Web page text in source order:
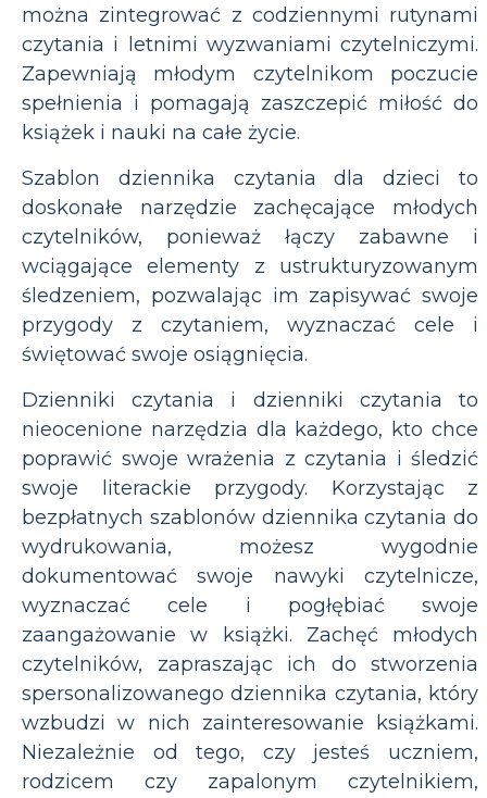
można zintegrować z codziennymi rutynami
czytania i letnimi wyzwaniami czytelniczymi.
Zapewniają młodym czytelnikom poczucie
spełnienia i pomagają zaszczepić miłość do
książek i nauki na całe życie.
Szablon dziennika czytania dla dzieci to
doskonałe narzędzie zachęcające młodych
czytelników, ponieważ łączy zabawne i
wciągające elementy z ustrukturyzowanym
śledzeniem, pozwalając im zapisywać swoje
przygody z czytaniem, wyznaczać cele i
świętować swoje osiągnięcia.
Dzienniki czytania i dzienniki czytania to
nieocenione narzędzia dla każdego, kto chce
poprawić swoje wrażenia z czytania i śledzić
swoje literackie przygody. Korzystając z
bezpłatnych szablonów dziennika czytania do
wydrukowania, możesz wygodnie
dokumentować swoje nawyki czytelnicze,
wyznaczać cele i pogłębiać swoje
zaangażowanie w książki. Zachęć młodych
czytelników, zapraszając ich do stworzenia
spersonalizowanego dziennika czytania, który
wzbudzi w nich zainteresowanie książkami.
Niezależnie od tego, czy jesteś uczniem,
rodzicem czy zapalonym czytelnikiem,